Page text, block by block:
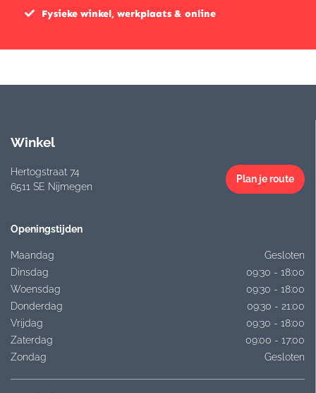
Fysieke winkel, werkplaats & online
Winkel
Hertogstraat 74
6511 SE Nijmegen
Plan je route
Openingstijden
Maandag
Gesloten
Dinsdag
09:30 - 18:00
Woensdag
09:30 - 18:00
Donderdag
09:30 - 21:00
Vrijdag
09:30 - 18:00
Zaterdag
09:00 - 17:00
Zondag
Gesloten